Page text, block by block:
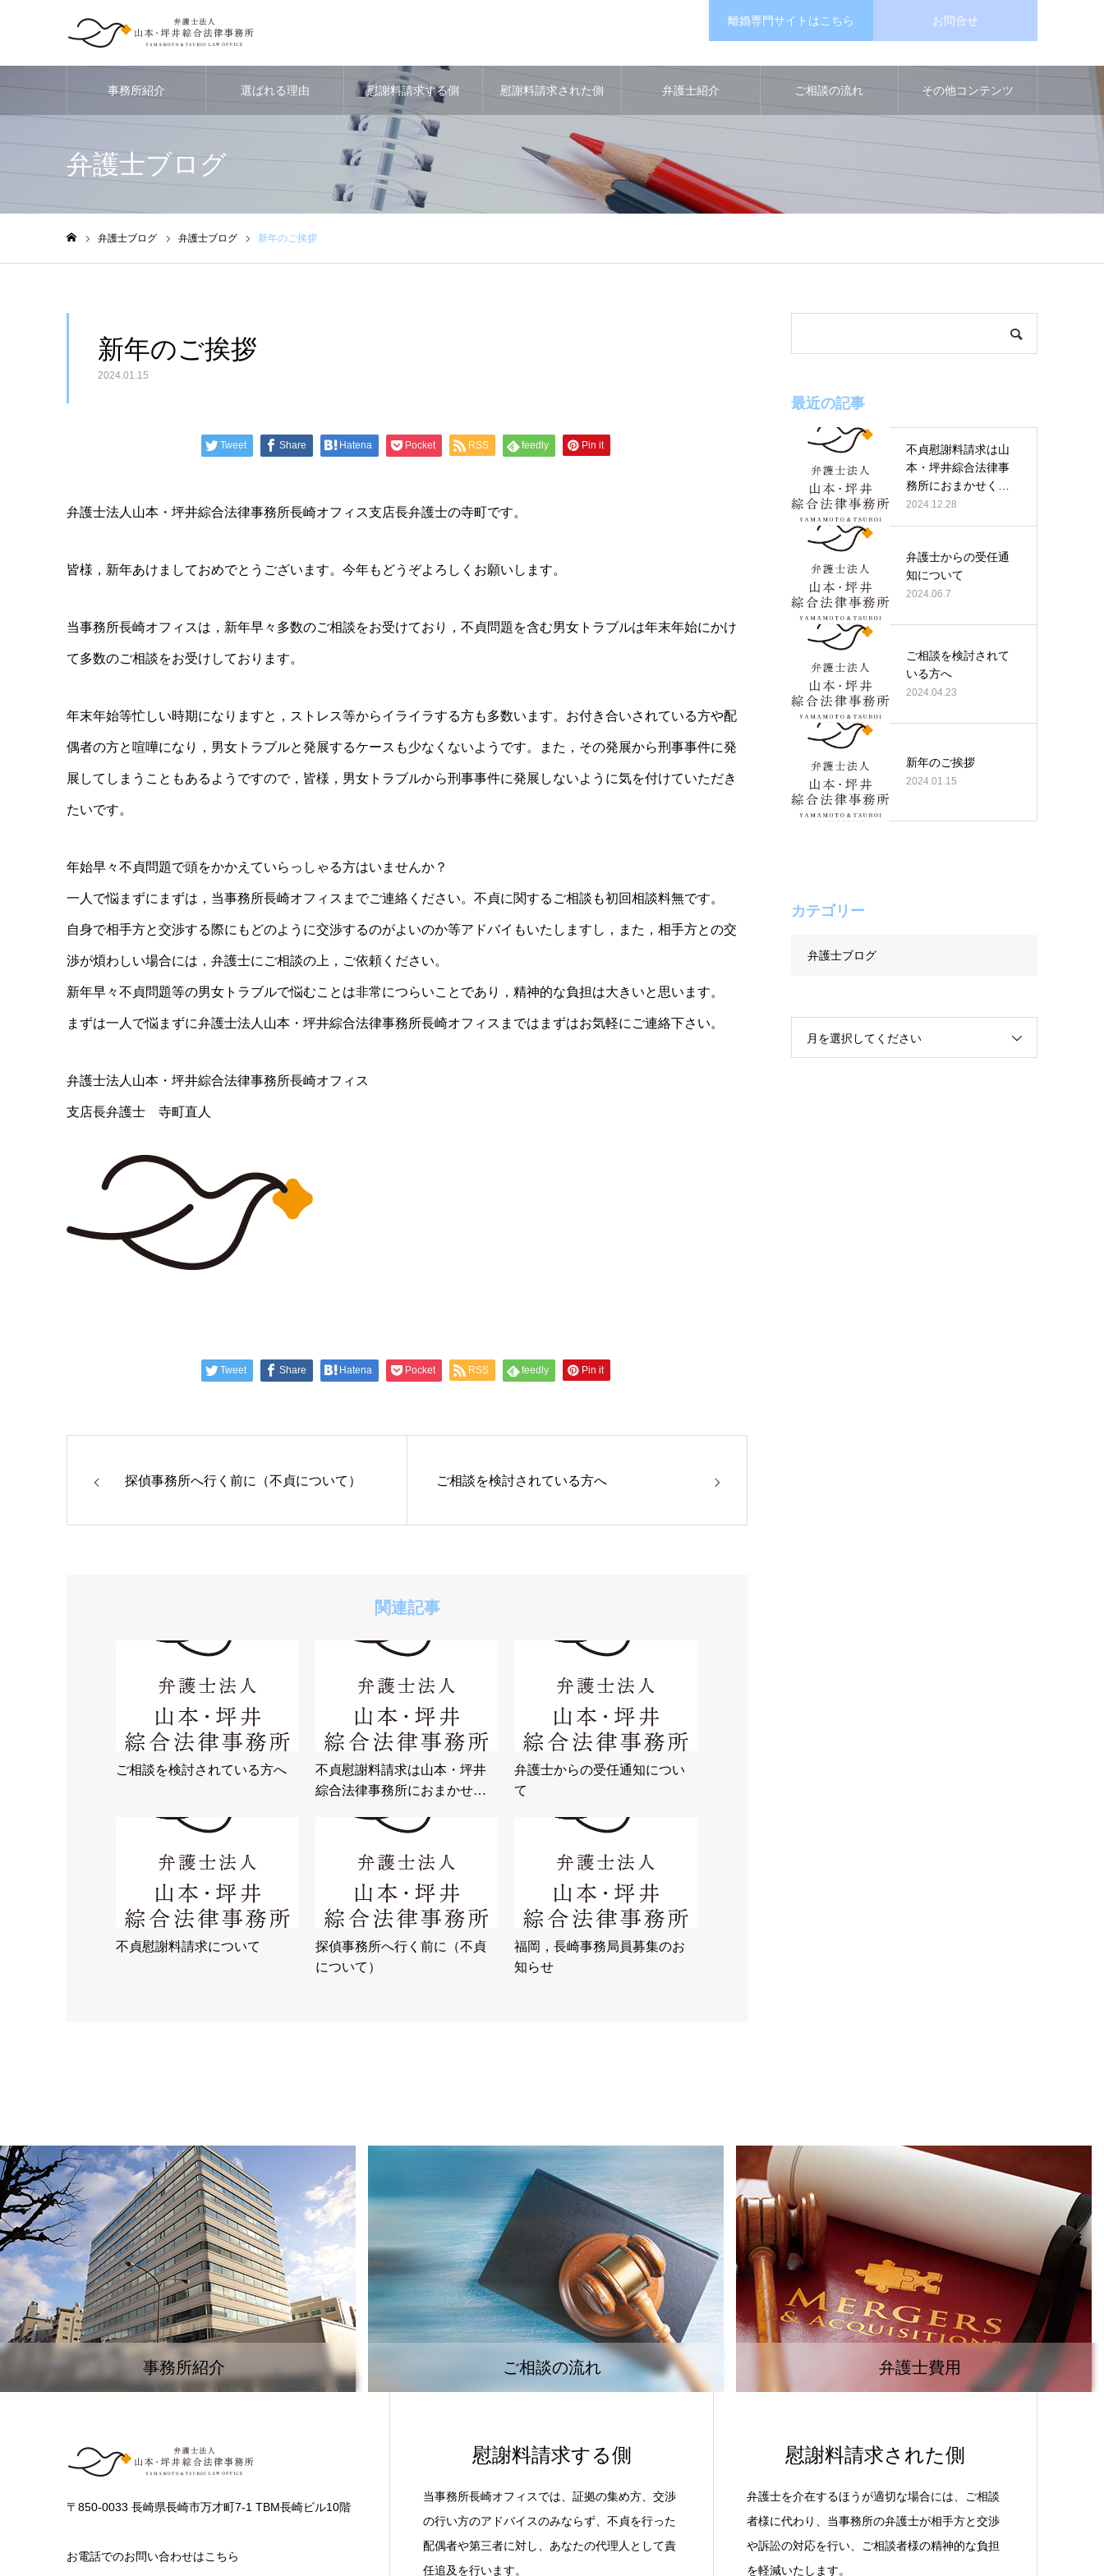
離婚専門サイトはこちら お問合せ
事務所紹介 選ばれる理由 慰謝料請求する側 慰謝料請求された側 弁護士紹介 ご相談の流れ その他コンテンツ
弁護士ブログ
弁護士ブログ 弁護士ブログ 新年のご挨拶
新年のご挨拶
2024.01.15
Tweet Share Hatena Pocket RSS feedly Pin it
弁護士法人山本・坪井綜合法律事務所長崎オフィス支店長弁護士の寺町です。
皆様，新年あけましておめでとうございます。今年もどうぞよろしくお願いします。
当事務所長崎オフィスは，新年早々多数のご相談をお受けており，不貞問題を含む男女トラブルは年末年始にかけ
て多数のご相談をお受けしております。
年末年始等忙しい時期になりますと，ストレス等からイライラする方も多数います。お付き合いされている方や配
偶者の方と喧嘩になり，男女トラブルと発展するケースも少なくないようです。また，その発展から刑事事件に発
展してしまうこともあるようですので，皆様，男女トラブルから刑事事件に発展しないように気を付けていただき
たいです。
年始早々不貞問題で頭をかかえていらっしゃる方はいませんか？
一人で悩まずにまずは，当事務所長崎オフィスまでご連絡ください。不貞に関するご相談も初回相談料無です。
自身で相手方と交渉する際にもどのように交渉するのがよいのか等アドバイもいたしますし，また，相手方との交
渉が煩わしい場合には，弁護士にご相談の上，ご依頼ください。
新年早々不貞問題等の男女トラブルで悩むことは非常につらいことであり，精神的な負担は大きいと思います。
まずは一人で悩まずに弁護士法人山本・坪井綜合法律事務所長崎オフィスまではまずはお気軽にご連絡下さい。
弁護士法人山本・坪井綜合法律事務所長崎オフィス
支店長弁護士 寺町直人
Tweet Share Hatena Pocket RSS feedly Pin it
探偵事務所へ行く前に（不貞について） ご相談を検討されている方へ
関連記事
ご相談を検討されている方へ
不貞慰謝料請求は山本・坪井
綜合法律事務所におまかせ…
弁護士からの受任通知につい
て
不貞慰謝料請求について
探偵事務所へ行く前に（不貞
について）
福岡，長崎事務局員募集のお
知らせ
最近の記事
不貞慰謝料請求は山
本・坪井綜合法律事
務所におまかせくだ
さい
2024.12.28
弁護士からの受任通
知について
2024.06.7
ご相談を検討されて
いる方へ
2024.04.23
新年のご挨拶
2024.01.15
カテゴリー
弁護士ブログ
月を選択してください
事務所紹介 ご相談の流れ 弁護士費用
〒850-0033 長崎県長崎市万才町7-1 TBM長崎ビル10階
お電話でのお問い合わせはこちら
慰謝料請求する側
当事務所長崎オフィスでは、証拠の集め方、交渉
の行い方のアドバイスのみならず、不貞を行った
配偶者や第三者に対し、あなたの代理人として責
任追及を行います。
慰謝料請求された側
弁護士を介在するほうが適切な場合には、ご相談
者様に代わり、当事務所の弁護士が相手方と交渉
や訴訟の対応を行い、ご相談者様の精神的な負担
を軽減いたします。